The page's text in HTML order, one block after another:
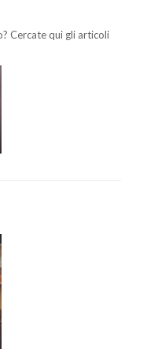
Cercate qui gli articoli